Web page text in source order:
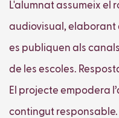
L'alumnat assumeix el
audiovisual, elaborant
es publiquen als
de les escoles.
El projecte empodera
contingut